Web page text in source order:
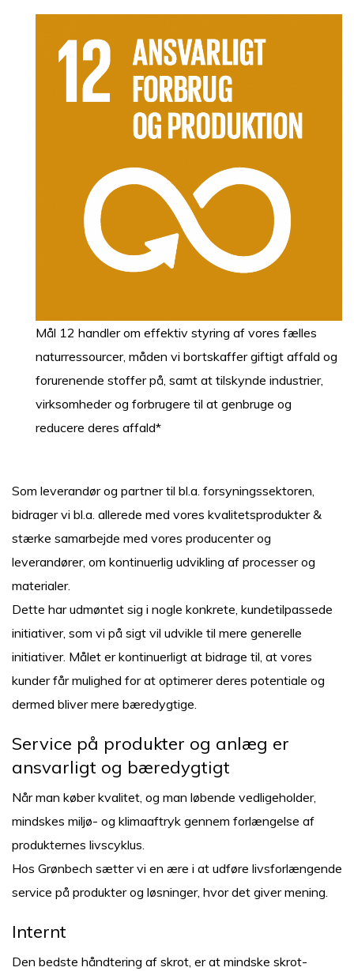
Mål 12 handler om effektiv styring af vores fælles
naturressourcer, måden vi bortskaffer giftigt affald og
forurenende stoffer på, samt at tilskynde industrier,
virksomheder og forbrugere til at genbruge og
reducere deres affald*
Som leverandør og partner til bl.a. forsyningssektoren,
bidrager vi bl.a. allerede med vores kvalitetsprodukter &
stærke samarbejde med vores producenter og
leverandører, om kontinuerlig udvikling af processer og
materialer.
Dette har udmøntet sig i nogle konkrete, kundetilpassede
initiativer, som vi på sigt vil udvikle til mere generelle
initiativer. Målet er kontinuerligt at bidrage til, at vores
kunder får mulighed for at optimerer deres potentiale og
dermed bliver mere bæredygtige.
Service på produkter og anlæg er
ansvarligt og bæredygtigt
Når man køber kvalitet, og man løbende vedligeholder,
mindskes miljø- og klimaaftryk gennem forlængelse af
produkternes livscyklus.
Hos Grønbech sætter vi en ære i at udføre livsforlængende
service på produkter og løsninger, hvor det giver mening.
Internt
Den bedste håndtering af skrot, er at mindske skrot-